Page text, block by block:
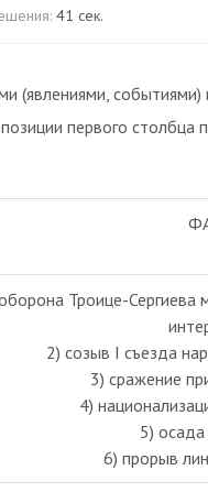
41 сек.
(явлениями,
первого
Троице-Сергиева
2) созыв I съезда
3) сражение
4)
5)
6) прорыв